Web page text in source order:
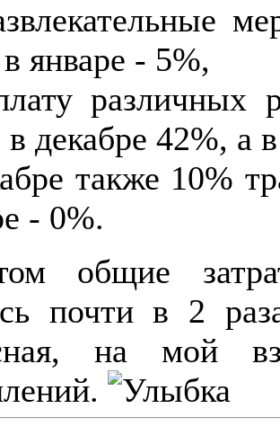
январе - 5%,
различных
декабре 42%, а
также 10%
- 0%.
общие
почти в 2
на мой